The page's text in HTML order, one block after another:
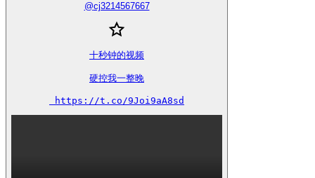
@cj3214567667
十秒钟的视频
硬控我一整晚
https://t.co/9Joi9aA8sd